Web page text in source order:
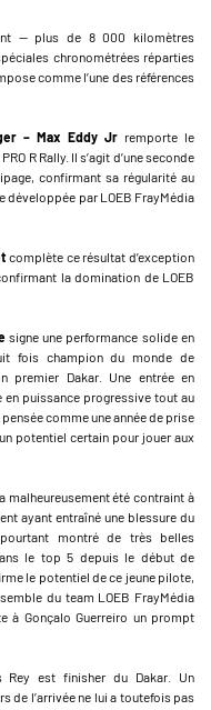
— plus de 8 000 kilomètres
chronométrées réparties
comme l’une des références
– Max Eddy Jrremporte le
R Rally. Il s’agit d’une seconde
confirmant sa régularité au
développée par LOEB FrayMédia
complète ce résultat d’exception
la domination de LOEB
signe une performance solide en
fois champion du monde de
premier Dakar. Une entrée en
en puissance progressive tout au
comme une année de prise
potentiel certain pour jouer aux
a malheureusement été contraint à
ayant entraîné une blessure du
montré de très belles
le top 5 depuis le début de
le potentiel de ce jeune pilote,
du team LOEB FrayMédia
à Gonçalo Guerreiro un prompt
Rey est finisher du Dakar. Un
de l’arrivée ne lui a toutefois pas